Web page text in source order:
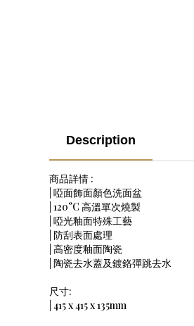
Description
商品詳情 :
| 啞面飾面顏色洗面盆
| 120°C 高溫單次燒製
| 啞光釉面特殊工藝
| 防刮表面處理
| 高密度釉面陶瓷
| 陶瓷去水蓋及鍍鉻彈跳去水
尺寸:
| 415 x 415 x 135mm